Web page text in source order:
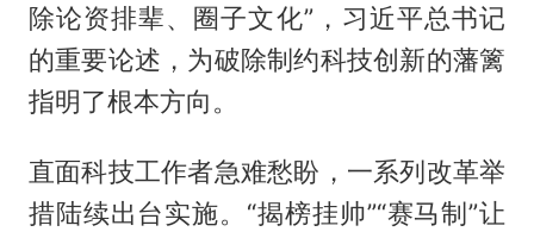
除论资排辈、圈子文化”，习近平总书记
的重要论述，为破除制约科技创新的藩篱
指明了根本方向。
直面科技工作者急难愁盼，一系列改革举
措陆续出台实施。“揭榜挂帅”“赛马制”让